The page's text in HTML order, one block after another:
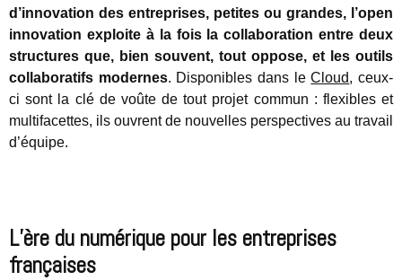
d’innovation des entreprises, petites ou grandes, l’open
innovation exploite à la fois la collaboration entre deux
structures que, bien souvent, tout oppose, et les outils
collaboratifs modernes. Disponibles dans leCloud, ceux-
ci sont la clé de voûte de tout projet commun : flexibles et
multifacettes, ils ouvrent de nouvelles perspectives au travail
d’équipe.
L’ère du numérique pour les entreprises
françaises